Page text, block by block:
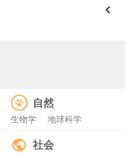
<
自然
生物学 地球科学
社会